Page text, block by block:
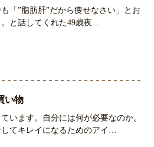
「”脂肪肝”だから痩せなさい」とお
と話してくれた49歳夜…
い物
います。自分には何が必要なのか。
てキレイになるためのアイ…